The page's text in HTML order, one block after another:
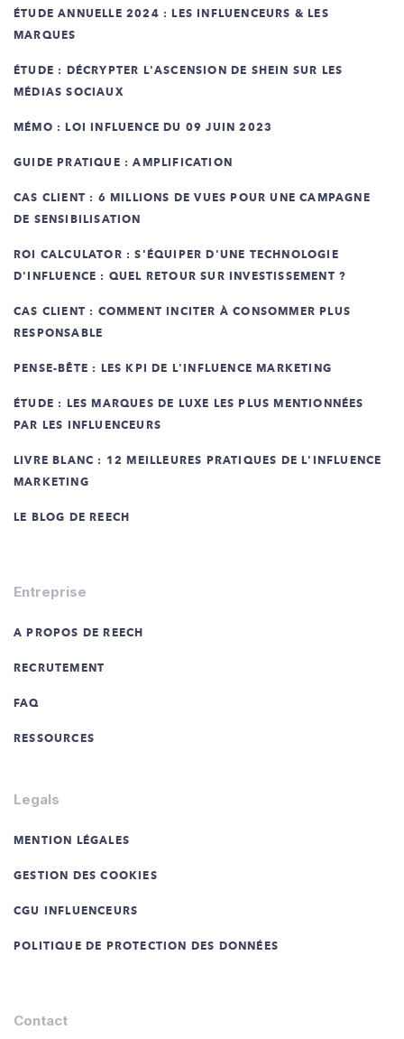
ÉTUDE ANNUELLE 2024 : LES INFLUENCEURS & LES
MARQUES
ÉTUDE : DÉCRYPTER L'ASCENSION DE SHEIN SUR LES
MÉDIAS SOCIAUX
MÉMO : LOI INFLUENCE DU 09 JUIN 2023
GUIDE PRATIQUE : AMPLIFICATION
CAS CLIENT : 6 MILLIONS DE VUES POUR UNE CAMPAGNE
DE SENSIBILISATION
ROI CALCULATOR : S'ÉQUIPER D'UNE TECHNOLOGIE
D'INFLUENCE : QUEL RETOUR SUR INVESTISSEMENT ?
CAS CLIENT : COMMENT INCITER À CONSOMMER PLUS
RESPONSABLE
PENSE-BÊTE : LES KPI DE L'INFLUENCE MARKETING
ÉTUDE : LES MARQUES DE LUXE LES PLUS MENTIONNÉES
PAR LES INFLUENCEURS
LIVRE BLANC : 12 MEILLEURES PRATIQUES DE L'INFLUENCE
MARKETING
LE BLOG DE REECH
Entreprise
A PROPOS DE REECH
RECRUTEMENT
FAQ
RESSOURCES
Legals
MENTION LÉGALES
GESTION DES COOKIES
CGU INFLUENCEURS
POLITIQUE DE PROTECTION DES DONNÉES
Contact